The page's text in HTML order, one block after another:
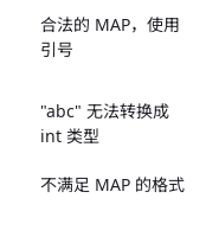
合法的 MAP，使用
引号
"abc" 无法转换成
int 类型
不满足 MAP 的格式